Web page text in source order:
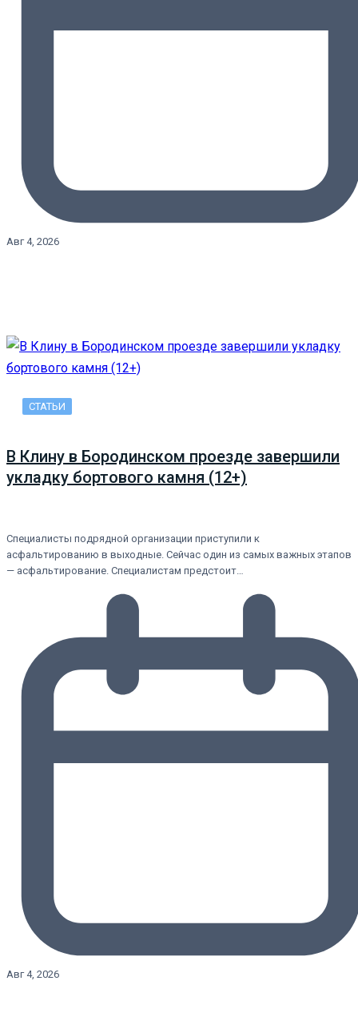
Авг 4, 2026
СТАТЬИ
В Клину в Бородинском проезде завершили
укладку бортового камня (12+)
Специалисты подрядной организации приступили к
асфальтированию в выходные. Сейчас один из самых важных этапов
— асфальтирование. Специалистам предстоит…
Авг 4, 2026